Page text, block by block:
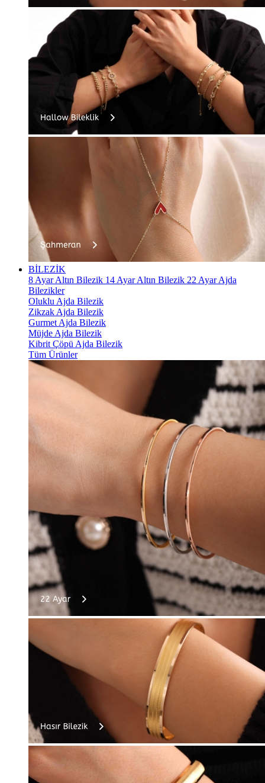
BİLEZİK
8 Ayar Altın Bilezik 14 Ayar Altın Bilezik 22 Ayar Ajda
Bilezikler
Oluklu Ajda Bilezik
Zikzak Ajda Bilezik
Gurmet Ajda Bilezik
Müjde Ajda Bilezik
Kibrit Çöpü Ajda Bilezik
Tüm Ürünler